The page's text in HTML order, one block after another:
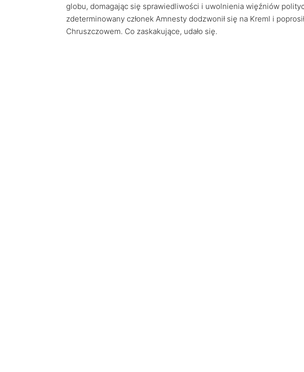
globu, domagając się sprawiedliwości i uwolnienia więźniów
zdeterminowany członek Amnesty dodzwonił się na Kreml i
Chruszczowem. Co zaskakujące, udało się.